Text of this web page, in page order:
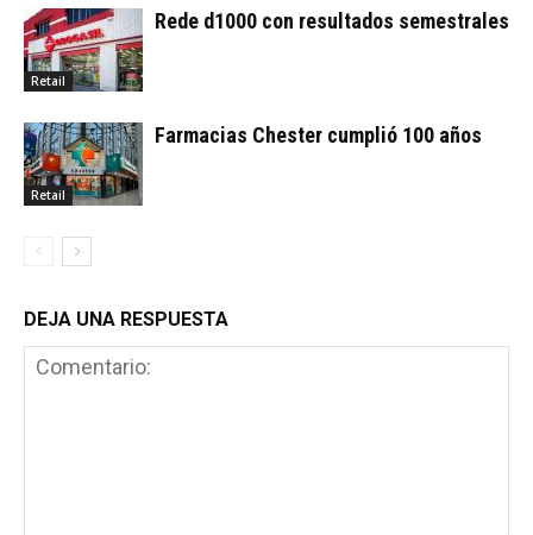
Retail
Rede d1000 con resultados semestrales
Retail
Farmacias Chester cumplió 100 años
DEJA UNA RESPUESTA